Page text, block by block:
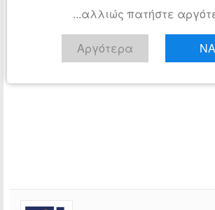
...αλλιώς πατήστε
Αργότερα